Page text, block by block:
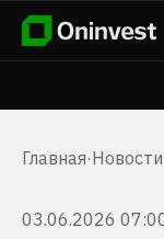
Главная·Новости
03.06.2026